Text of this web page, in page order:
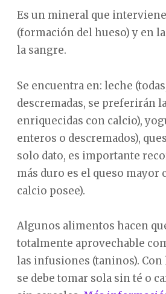
Es un mineral que
(formación del hueso) y en
la sangre.
Se encuentra en: leche
descremadas, se preferirán
enriquecidas con calcio),
enteros o descremados),
solo dato, es importante
más duro es el queso mayor
calcio posee).
Algunos alimentos hacen
totalmente aprovechable
las infusiones (taninos). Con
se debe tomar sola sin té o